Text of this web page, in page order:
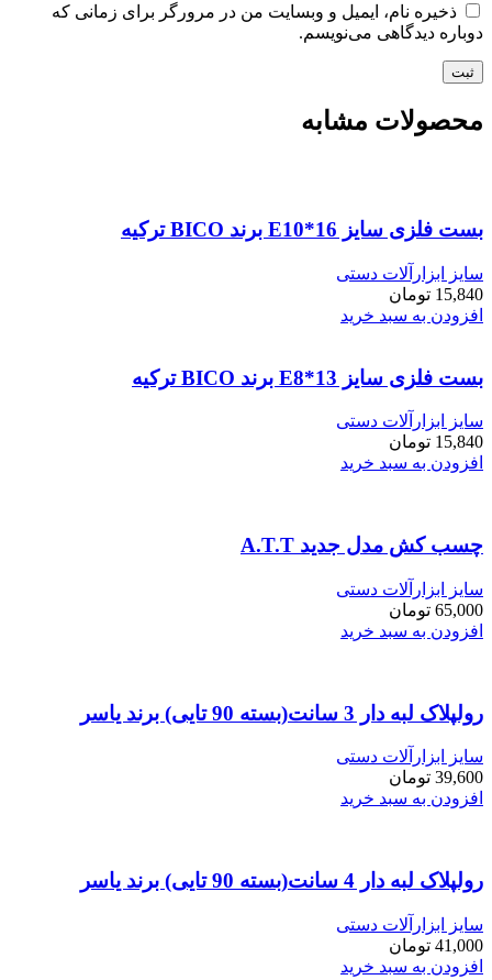
ذخیره نام، ایمیل و وبسایت من در مرورگر برای زمانی که
دوباره دیدگاهی می‌نویسم.
محصولات مشابه
بست فلزی سایز E10*16 برند BICO ترکیه
سایز ابزارآلات دستی
15,840 تومان
افزودن به سبد خرید
بست فلزی سایز E8*13 برند BICO ترکیه
سایز ابزارآلات دستی
15,840 تومان
افزودن به سبد خرید
چسب کش مدل جدید A.T.T
سایز ابزارآلات دستی
65,000 تومان
افزودن به سبد خرید
رولپلاک لبه دار 3 سانت(بسته 90 تایی) برند یاسر
سایز ابزارآلات دستی
39,600 تومان
افزودن به سبد خرید
رولپلاک لبه دار 4 سانت(بسته 90 تایی) برند یاسر
سایز ابزارآلات دستی
41,000 تومان
افزودن به سبد خرید